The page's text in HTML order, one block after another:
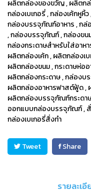
ผลิตกล่องของขวัญ,ผลิตก
กล่องเบเกอรี่,กล่องเค้กหูหิ้ว
กล่องบรรจุภัณฑ์อาหาร,กล่
,กล่องบรรจุภัณฑ์,กล่องขน
กล่องกระดาษสำหรับใส่อาหา
ผลิตกล่องเค้ก,ผลิตกล่องเบ
ผลิตกล่องขนม,กระดาษห่ออ
ผลิตกล่องกระดาษ,กล่องบ
ผลิตกล่องอาหารฟาสต์ฟู้ด,
ผลิตกล่องบรรจุภัณฑ์กระดา
ออกแบบกล่องบรรจุภัณฑ์,
กล่องเบเกอรี่สั่งทำ
Tweet Share
รายละเ